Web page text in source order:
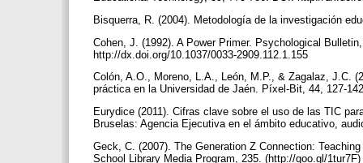
Bisquerra, R. (2004). Metodología de la investigación
Cohen, J. (1992). A Power Primer. Psychological
http://dx.doi.org/10.1037/0033-2909.112.1.155
Colón, A.O., Moreno, L.A., León, M.P., & Zagalaz, J.C.
práctica en la Universidad de Jaén. Píxel-Bit, 44, 127-
Eurydice (2011). Cifras clave sobre el uso de las TIC
Bruselas: Agencia Ejecutiva en el ámbito educativo,
Geck, C. (2007). The Generation Z Connection:
School Library Media Program, 235. (http://goo.gl/